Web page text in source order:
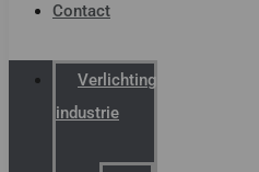
Contact
Verlichting
industrie